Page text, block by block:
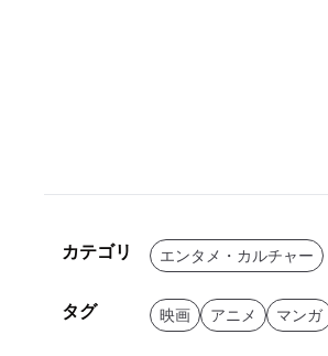
カテゴリ エンタメ・カルチャー
タグ 映画 アニメ マンガ